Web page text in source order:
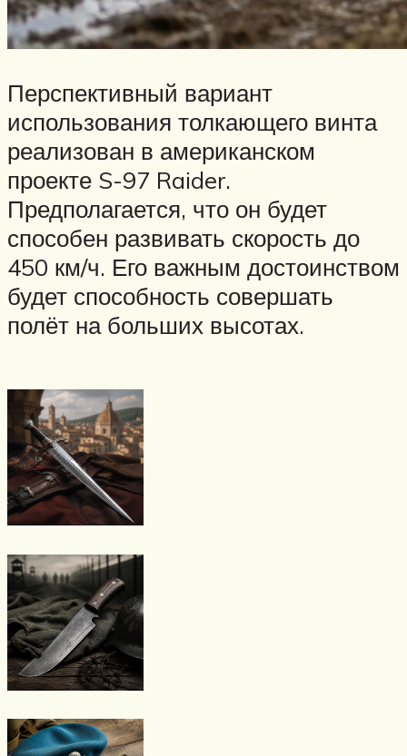
Перспективный вариант
использования толкающего винта
реализован в американском
проекте S-97 Raider.
Предполагается, что он будет
способен развивать скорость до
450 км/ч. Его важным достоинством
будет способность совершать
полёт на больших высотах.